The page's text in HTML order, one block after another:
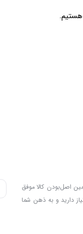
سه اصل، پرداخت در محل، ۷ روز ضمانت بازگشت کالا و تضمین اصل‌بودن کالا موفق
دارید و به ذهن شما